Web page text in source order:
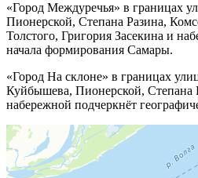
«Город Междуречья» в границах
Пионерской, Степана Разина,
Толстого, Григория Засекина и
начала формирования Самары.
«Город На склоне» в границах
Куйбышева, Пионерской, Степана
набережной подчеркнёт